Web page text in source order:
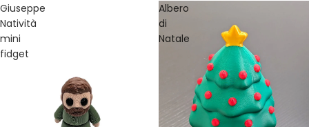
Giuseppe
Natività
mini
fidget
Albero
di
Natale